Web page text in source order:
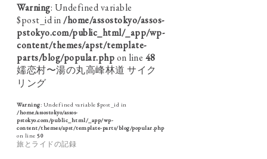
Warning: Undefined variable
$post_id in/home/assostokyo/assos-
pstokyo.com/public_html/_app/wp-
content/themes/apst/template-
parts/blog/popular.phpon line 48
嬬恋村〜湯の丸高峰林道 サイク
リング
Warning: Undefined variable $post_id in
/home/assostokyo/assos-
pstokyo.com/public_html/_app/wp-
content/themes/apst/template-parts/blog/popular.php
on line 50
旅とライドの記録